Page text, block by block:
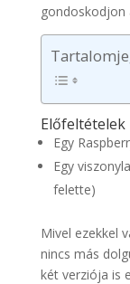
gondoskodjon
Előfeltételek
Egy
Egy
felette)
Mivel ezekkel
nincs más
két verziója is